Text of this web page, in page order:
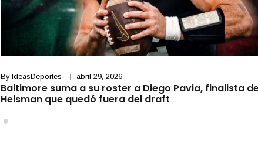
By IdeasDeportes abril 29, 2026
Baltimore suma a su roster a Diego Pavia, finalista
Heisman que quedó fuera del draft